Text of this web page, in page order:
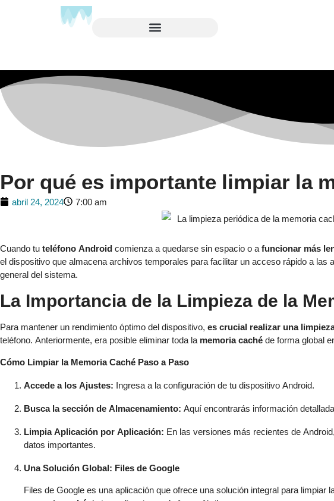
Por qué es importante limpiar la
abril 24, 2024 7:00 am
Cuando tu teléfono Android comienza a quedarse sin espacio o a funcionar más
el dispositivo que almacena archivos temporales para facilitar un acceso rápido a
general del sistema.
La Importancia de la Limpieza de la
Para mantener un rendimiento óptimo del dispositivo, es crucial realizar una
teléfono. Anteriormente, era posible eliminar toda la memoria caché de forma global
Cómo Limpiar la Memoria Caché Paso a Paso
Accede a los Ajustes: Ingresa a la configuración de tu dispositivo Android.
Busca la sección de Almacenamiento: Aquí encontrarás información
Limpia Aplicación por Aplicación: En las versiones más recientes de
datos importantes.
Una Solución Global: Files de Google
Files de Google es una aplicación que ofrece una solución integral para limpiar